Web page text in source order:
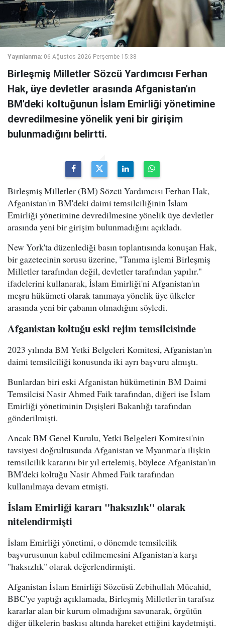
Yayınlanma: 06 Ağustos 2026 Perşembe 15:38
Birleşmiş Milletler Sözcü Yardımcısı Ferhan
Hak, üye devletler arasında Afganistan'ın
BM'deki koltuğunun İslam Emirliği yönetimine
devredilmesine yönelik yeni bir girişim
bulunmadığını belirtti.
Birleşmiş Milletler (BM) Sözcü Yardımcısı Ferhan Hak,
Afganistan'ın BM'deki daimi temsilciliğinin İslam
Emirliği yönetimine devredilmesine yönelik üye devletler
arasında yeni bir girişim bulunmadığını açıkladı.
New York'ta düzenlediği basın toplantısında konuşan Hak,
bir gazetecinin sorusu üzerine, "Tanıma işlemi Birleşmiş
Milletler tarafından değil, devletler tarafından yapılır."
ifadelerini kullanarak, İslam Emirliği'ni Afganistan'ın
meşru hükümeti olarak tanımaya yönelik üye ülkeler
arasında yeni bir çabanın olmadığını söyledi.
Afganistan koltuğu eski rejim temsilcisinde
2023 yılında BM Yetki Belgeleri Komitesi, Afganistan'ın
daimi temsilciliği konusunda iki ayrı başvuru almıştı.
Bunlardan biri eski Afganistan hükümetinin BM Daimi
Temsilcisi Nasir Ahmed Faik tarafından, diğeri ise İslam
Emirliği yönetiminin Dışişleri Bakanlığı tarafından
gönderilmişti.
Ancak BM Genel Kurulu, Yetki Belgeleri Komitesi'nin
tavsiyesi doğrultusunda Afganistan ve Myanmar'a ilişkin
temsilcilik kararını bir yıl ertelemiş, böylece Afganistan'ın
BM'deki koltuğu Nasir Ahmed Faik tarafından
kullanılmaya devam etmişti.
İslam Emirliği kararı "haksızlık" olarak
nitelendirmişti
İslam Emirliği yönetimi, o dönemde temsilcilik
başvurusunun kabul edilmemesini Afganistan'a karşı
"haksızlık" olarak değerlendirmişti.
Afganistan İslam Emirliği Sözcüsü Zebihullah Mücahid,
BBC'ye yaptığı açıklamada, Birleşmiş Milletler'in tarafsız
kararlar alan bir kurum olmadığını savunarak, örgütün
diğer ülkelerin baskısı altında hareket ettiğini kaydetmişti.